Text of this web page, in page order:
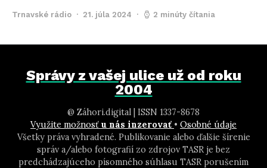
Trnavské rádio 21. júla 2024 2 minúty čítania
Správy z vašej ulice už od roku
2004
@ Záhori.digital | ISSN 1337-8678
Využite možnosť u nás inzerovať • Osobné údaje
Všetky práva vyhradené. Publikovanie alebo ďalšie šírenie
správ a/alebo fotografií zo zdrojov TASR je bez
predchádzajúceho písomného súhlasu TASR porušením